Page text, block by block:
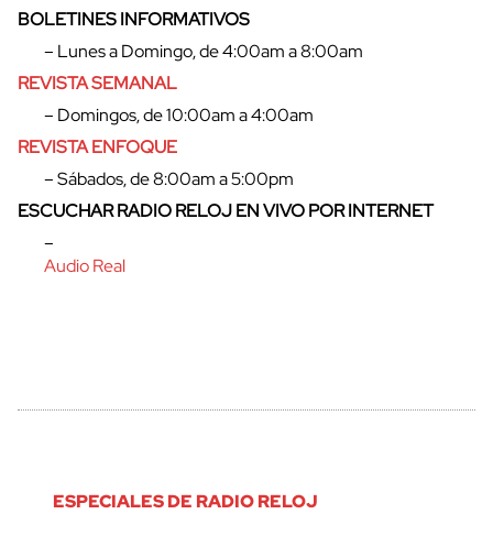
BOLETINES INFORMATIVOS
– Lunes a Domingo, de 4:00am a 8:00am
REVISTA SEMANAL
– Domingos, de 10:00am a 4:00am
REVISTA ENFOQUE
– Sábados, de 8:00am a 5:00pm
ESCUCHAR RADIO RELOJ EN VIVO POR INTERNET
–
Audio Real
ESPECIALES DE RADIO RELOJ